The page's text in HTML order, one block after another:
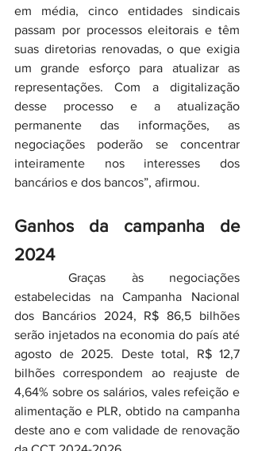
em média, cinco entidades sindicais
passam por processos eleitorais e têm
suas diretorias renovadas, o que exigia
um grande esforço para atualizar as
representações. Com a digitalização
desse processo e a atualização
permanente das informações, as
negociações poderão se concentrar
inteiramente nos interesses dos
bancários e dos bancos”, afirmou.
Ganhos da campanha de
2024
	Graças às negociações
estabelecidas na Campanha Nacional
dos Bancários 2024, R$ 86,5 bilhões
serão injetados na economia do país até
agosto de 2025. Deste total, R$ 12,7
bilhões correspondem ao reajuste de
4,64% sobre os salários, vales refeição e
alimentação e PLR, obtido na campanha
deste ano e com validade de renovação